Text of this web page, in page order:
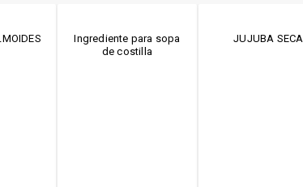
Ingrediente para sopa
de costilla
JUJUBA SECA